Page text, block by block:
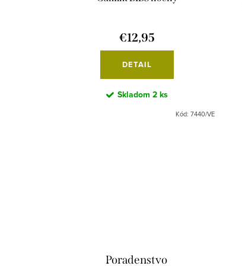
€12,95
DETAIL
Skladom 2 ks
Kód: 7440/VE
Poradenstvo